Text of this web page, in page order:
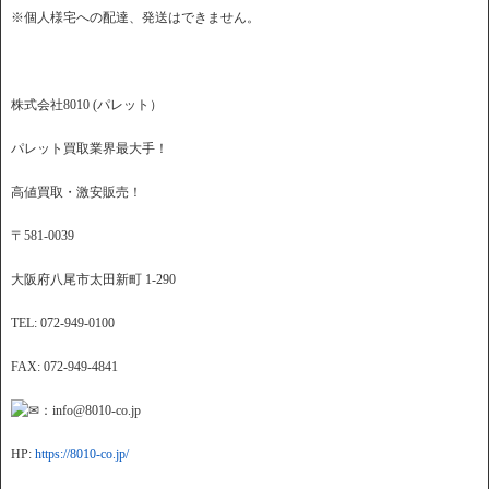
※個人様宅への配達、発送はできません。
株式会社8010 (パレット）
パレット買取業界最大手！
高値買取・激安販売！
〒581-0039
大阪府八尾市太田新町 1-290
TEL: 072-949-0100
FAX: 072-949-4841
：info@8010-co.jp
HP: https://8010-co.jp/